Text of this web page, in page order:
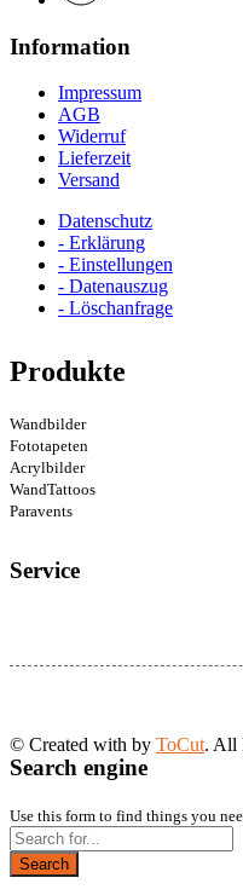
Information
Impressum
AGB
Widerruf
Lieferzeit
Versand
Datenschutz
- Erklärung
- Einstellungen
- Datenauszug
- Löschanfrage
Produkte
Wandbilder
Fototapeten
Acrylbilder
WandTattoos
Paravents
Service
© Created with by ToCut. All
Search engine
Use this form to find things you
Search